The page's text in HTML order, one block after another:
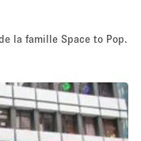
Art Alimentation
la famille Space to Pop.